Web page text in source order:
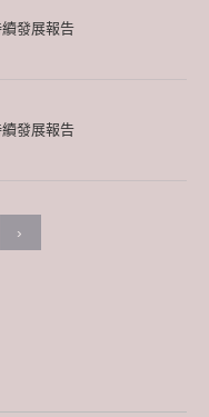
發展報告
發展報告
›